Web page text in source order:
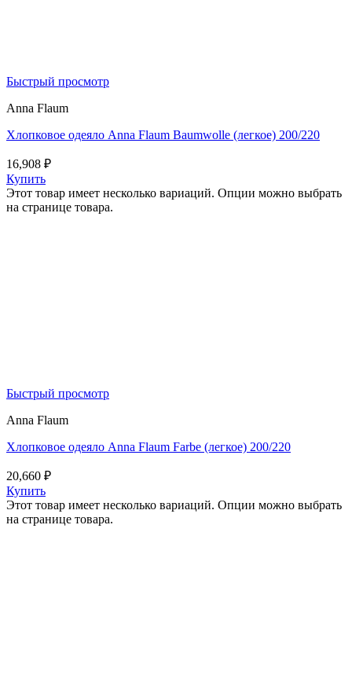
Быстрый просмотр
Anna Flaum
Хлопковое одеяло Anna Flaum Baumwolle (легкое) 200/220
16,908 ₽
Купить
Этот товар имеет несколько вариаций. Опции можно выбрать
на странице товара.
Быстрый просмотр
Anna Flaum
Хлопковое одеяло Anna Flaum Farbe (легкое) 200/220
20,660 ₽
Купить
Этот товар имеет несколько вариаций. Опции можно выбрать
на странице товара.